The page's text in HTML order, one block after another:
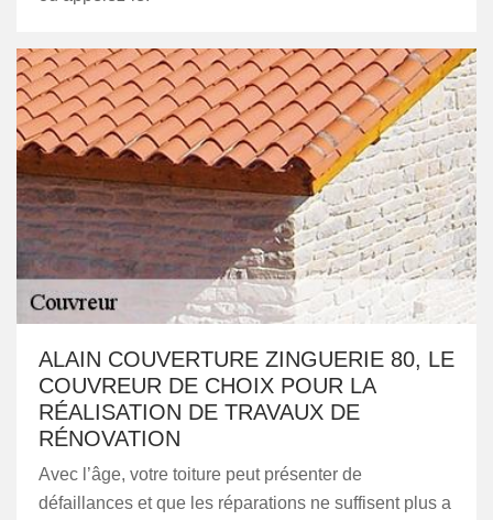
ALAIN COUVERTURE ZINGUERIE 80, LE
COUVREUR DE CHOIX POUR LA
RÉALISATION DE TRAVAUX DE
RÉNOVATION
Avec l’âge, votre toiture peut présenter de
défaillances et que les réparations ne suffisent plus a